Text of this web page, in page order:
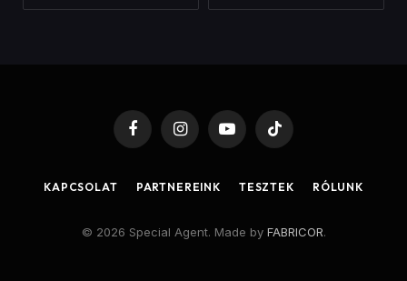
FacebookInstagramYouTubeTikTok
KAPCSOLAT PARTNEREINK TESZTEK RÓLUNK
© 2026 Special Agent. Made by FABRICOR.